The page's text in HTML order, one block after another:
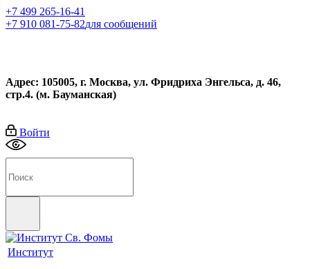
+7 499 265-16-41
+7 910 081-75-82для сообщений
Адрес: 105005, г. Москва, ул. Фридриха Энгельса, д. 46,
стр.4. (м. Бауманская)
Войти
Институт